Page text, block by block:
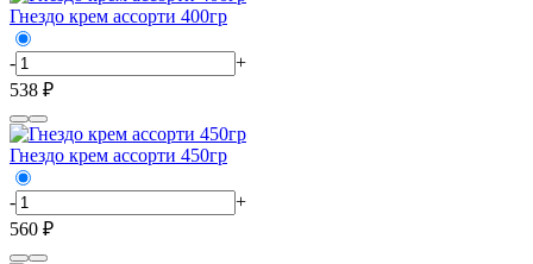
Гнездо крем ассорти 400гр
-
+
538 ₽
Гнездо крем ассорти 450гр
-
+
560 ₽